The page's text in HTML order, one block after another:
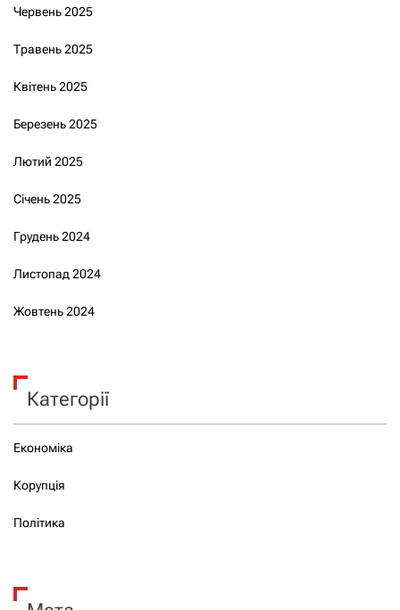
Червень 2025
Травень 2025
Квітень 2025
Березень 2025
Лютий 2025
Січень 2025
Грудень 2024
Листопад 2024
Жовтень 2024
Категорії
Економіка
Корупція
Політика